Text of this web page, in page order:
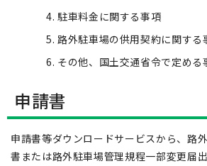
駐車料金に関する事項
路外駐車場の供用契約に関する
その他、国土交通省令で定める
申請書
申請書等ダウンロードサービスから、路
書または路外駐車場管理規程一部変更届